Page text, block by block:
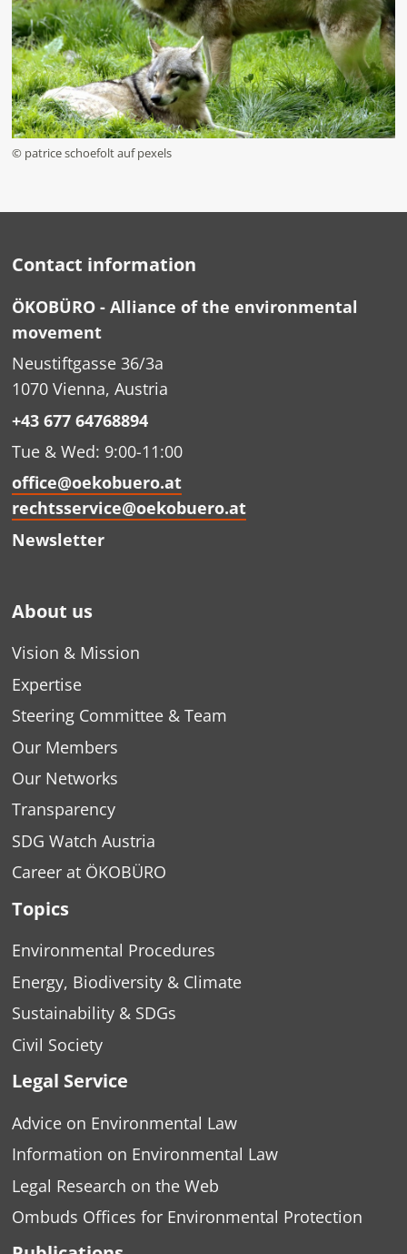
© patrice schoefolt auf pexels
Contact information
ÖKOBÜRO - Alliance of the environmental
movement
Neustiftgasse 36/3a
1070 Vienna, Austria
+43 677 64768894
Tue & Wed: 9:00-11:00
office@oekobuero.at
rechtsservice@oekobuero.at
Newsletter
About us
Vision & Mission
Expertise
Steering Committee & Team
Our Members
Our Networks
Transparency
SDG Watch Austria
Career at ÖKOBÜRO
Topics
Environmental Procedures
Energy, Biodiversity & Climate
Sustainability & SDGs
Civil Society
Legal Service
Advice on Environmental Law
Information on Environmental Law
Legal Research on the Web
Ombuds Offices for Environmental Protection